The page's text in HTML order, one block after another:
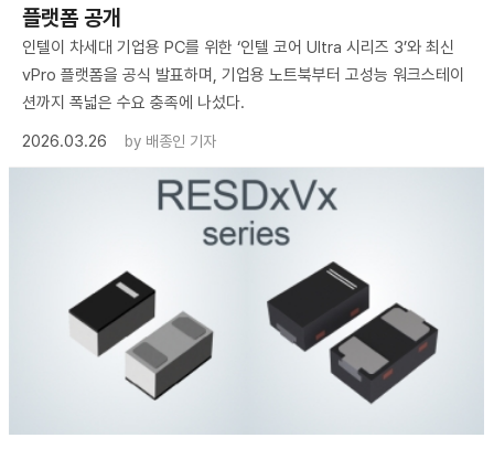
플랫폼 공개
인텔이 차세대 기업용 PC를 위한 ‘인텔 코어 Ultra 시리즈 3’와 최신
vPro 플랫폼을 공식 발표하며, 기업용 노트북부터 고성능 워크스테이
션까지 폭넓은 수요 충족에 나섰다.
2026.03.26
by 배종인 기자